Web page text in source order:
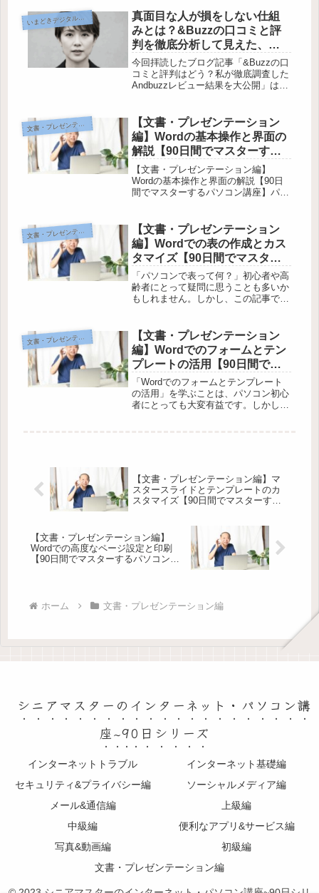
び方によって効果が大きく変わりま
す。この記事では、基本的な構成や意
義を...
いまどきデジタルニュース・話題
真面目な人が損をしない仕組
みとは？&Buzzの口コミと評
判を徹底分析して見えた、イ
ンフルエンサーマッチングの
新たな可能性と安全性の真実
今回拝読したブログ記事「&Buzzの口
コミと評判はどう？私が徹底調査した
Andbuzzレビュー結果を大公開」は、
評判について、筆者が独自に調査した
結果をまとめたものです。...
文書・プレゼンテーション編
【文書・プレゼンテーション
編】Wordの基本操作と界面の
解説【90日間でマスターする
パソコン講座】
【文書・プレゼンテーション編】
Wordの基本操作と界面の解説【90日
間でマスターするパソコン講座】パソ
かもしれません。しかし、この記事で
は分かりやすくWordの基本操作を...
文書・プレゼンテーション編
【文書・プレゼンテーション
編】Wordでの表の作成とカス
タマイズ【90日間でマスター
するパソコン講座】
「パソコンで表って何？」初心者や高
齢者にとって疑問に思うことも多いか
もしれません。しかし、この記事では
の作成とカスタマイズの方法を分かり
やすく解説しています。記事を読む
こ...
文書・プレゼンテーション編
【文書・プレゼンテーション
編】Wordでのフォームとテン
プレートの活用【90日間でマ
スターするパソコン講座】
「Wordでのフォームとテンプレート
の活用」を学ぶことは、パソコン初心
者にとっても大変有益です。しかし、
【文書・プレゼンテーション編】マ
スタースライドとテンプレートのカ
スタマイズ【90日間でマスターする
【文書・プレゼンテーション編】
Wordでの高度なページ設定と印刷
【90日間でマスターするパソコン講
ホーム 文書・プレゼンテーション編
シニアマスターのインターネット・パソコン講
座~90日シリーズ
インターネットトラブル
インターネット基礎編
セキュリティ&プライバシー編
ソーシャルメディア編
メール&通信編
上級編
中級編
便利なアプリ&サービス編
写真&動画編
初級編
文書・プレゼンテーション編